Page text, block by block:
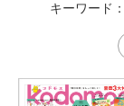
キーワード：